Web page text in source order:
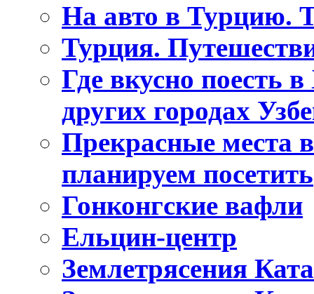
На авто в Турцию.
Турция.
Где вкусно поесть
других городах
Прекрасные места
планируем посетить
Гонконгские вафли
Ельцин-центр
Землетрясения